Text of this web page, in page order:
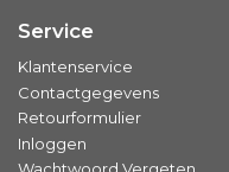
Service
Klantenservice
Contactgegevens
Retourformulier
Inloggen